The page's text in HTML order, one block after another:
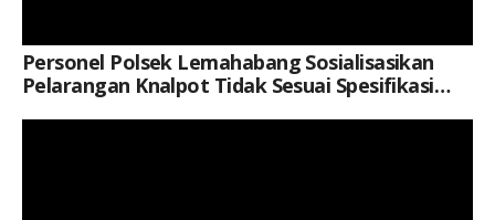
Personel Polsek Lemahabang Sosialisasikan
Pelarangan Knalpot Tidak Sesuai Spesifikasi
Keterangan Gambar: Brigpol Restu Khoerul Akbar, Saat Kegiatan